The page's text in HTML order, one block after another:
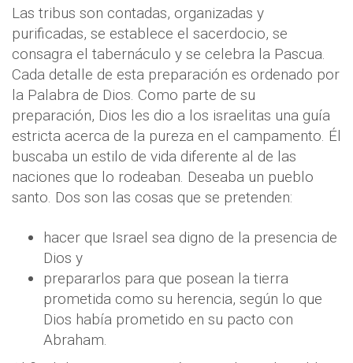
Las tribus son contadas, organizadas y
purificadas, se establece el sacerdocio, se
consagra el tabernáculo y se celebra la Pascua.
Cada detalle de esta preparación es ordenado por
la Palabra de Dios. Como parte de su
preparación, Dios les dio a los israelitas una guía
estricta acerca de la pureza en el campamento. Él
buscaba un estilo de vida diferente al de las
naciones que lo rodeaban. Deseaba un pueblo
santo. Dos son las cosas que se pretenden:
hacer que Israel sea digno de la presencia de
Dios y
prepararlos para que posean la tierra
prometida como su herencia, según lo que
Dios había prometido en su pacto con
Abraham.